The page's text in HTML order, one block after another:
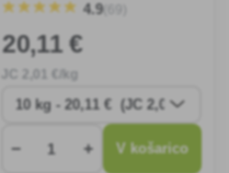
4.9(69)
20,11 €
2 ,01 €/kg
− + V košarico